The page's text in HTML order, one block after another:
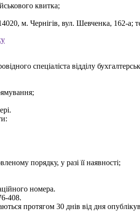
квитка;
м. Чернігів, вул. Шевченка, 162-а;
спеціаліста відділу
порядку, у разі її наявності;
номера.
408.
протягом 30 днів від дня